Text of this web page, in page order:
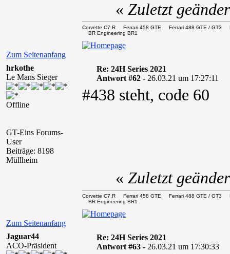
Zum Seitenanfang
« Zuletzt
Corvette C7.R Ferrari 458 GTE Ferrari 488 GTE /
BR Engineering BR1
hrkothe
Le Mans Sieger
Offline
GT-Eins Forums-
User
Beiträge: 8198
Müllheim
Re: 24H Series 2021
Antwort #62 - 26.03.21 um 17:27:11
#438 steht, code 60
Zum Seitenanfang
« Zuletzt
Corvette C7.R Ferrari 458 GTE Ferrari 488 GTE /
BR Engineering BR1
Jaguar44
ACO-Präsident
Re: 24H Series 2021
Antwort #63 - 26.03.21 um 17:30:33